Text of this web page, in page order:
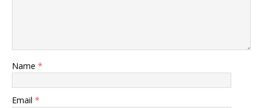
Name *
Email *